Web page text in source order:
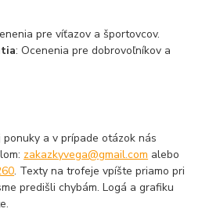
pre víťazov a športovcov.
: Ocenenia pre dobrovoľníkov a
a v prípade otázok nás
zakazkyvega@gmail.com alebo
. Texty na trofeje vpíšte priamo pri
predišli chybám. Logá a grafiku